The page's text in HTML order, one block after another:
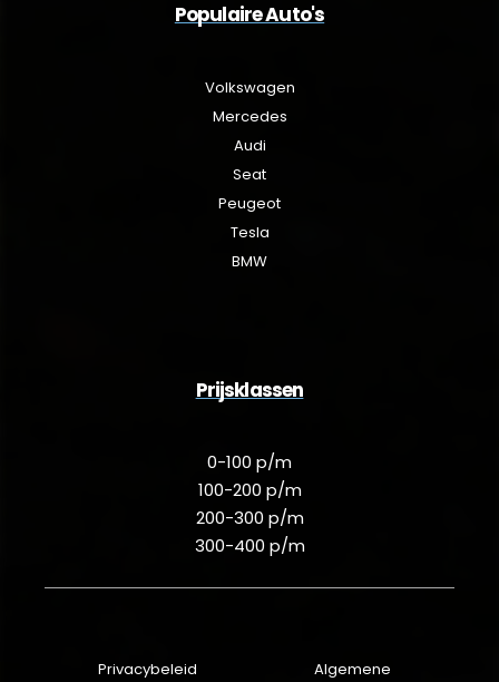
Populaire Auto's
Volkswagen
Mercedes
Audi
Seat
Peugeot
Tesla
BMW
Prijsklassen
0-100 p/m
100-200 p/m
200-300 p/m
300-400 p/m
Privacybeleid Algemene